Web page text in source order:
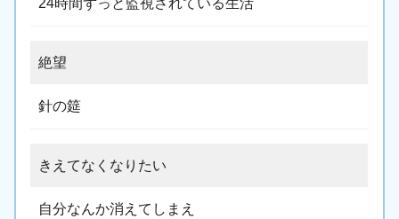
24時間ずっと監視されている生活
絶望
針の筵
きえてなくなりたい
自分なんか消えてしまえ